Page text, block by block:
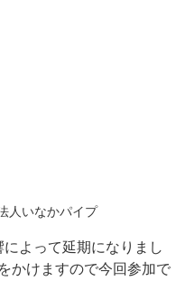
人いなかパイプ
よって延期になりまし
かけますので今回参加で